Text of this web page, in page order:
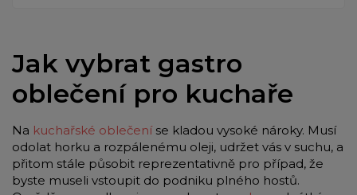
Jak vybrat gastro
oblečení pro kuchaře
Na kuchařské oblečeníse kladou vysoké nároky. Musí
odolat horku a rozpálenému oleji, udržet vás v suchu, a
přitom stále působit reprezentativně pro případ, že
byste museli vstoupit do podniku plného hostů.